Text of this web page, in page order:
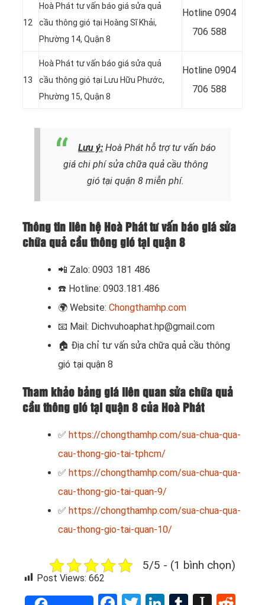
12
Hoà Phát tư vấn báo giá sửa quả
cầu thông gió tại Hoàng Sĩ Khải,
Phường 14, Quận 8
Hotline 0904
706 588
13
Hoà Phát tư vấn báo giá sửa quả
cầu thông gió tại Lưu Hữu Phước,
Phường 15, Quận 8
Hotline 0904
706 588
Lưu ý: Hoà Phát hỗ trợ tư vấn báo
giá chi phí sửa chữa quả cầu thông
gió tại quận 8 miễn phí.
Thông tin liên hệ Hoà Phát tư vấn báo giá sửa
chữa quả cầu thông gió tại quận 8
📲 Zalo: 0903 181 486
☎️ Hotline: 0903.181.486
🌍 Website: Chongthamhp.com
📧 Mail: Dichvuhoaphat.hp@gmail.com
🏠 Địa chỉ tư vấn sửa chữa quả cầu thông
gió tại quận 8
Tham khảo bảng giá liên quan sửa chữa quả
cầu thông gió tại quận 8 của Hoà Phát
✅ https://chongthamhp.com/sua-chua-qua-
cau-thong-gio-tai-tphcm/
✅ https://chongthamhp.com/sua-chua-qua-
cau-thong-gio-tai-quan-9/
✅ https://chongthamhp.com/sua-chua-qua-
cau-thong-gio-tai-quan-10/
5/5 - (1 bình chọn)
Post Views: 662